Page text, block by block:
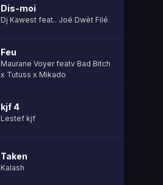
Dis-moi
Dj Kawest feat.. Joé Dwèt Filé
Feu
Maurane Voyer featv Bad Bitch
x Tutuss x Mikado
kjf 4
Lestef kjf
Taken
Kalash